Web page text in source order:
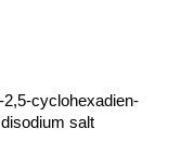
cyclohexadien-
salt